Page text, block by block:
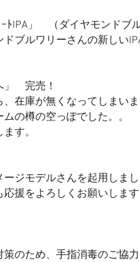
ｰﾄIPA」　（ダイヤモンドブ
ドブルワリーさんの新しい
」　完売！
在庫が無くなってしまいま
ムの樽の空っぽでした。。
す。
ジモデルさんを起用しまし
応援をよろしくお願いします
策のため、手指消毒のご協力